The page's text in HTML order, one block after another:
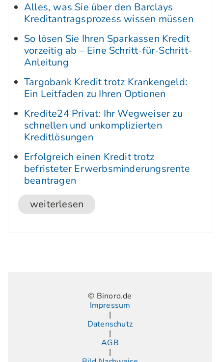
Alles, was Sie über den Barclays
Kreditantragsprozess wissen müssen
So lösen Sie Ihren Sparkassen Kredit
vorzeitig ab – Eine Schritt-für-Schritt-
Anleitung
Targobank Kredit trotz Krankengeld:
Ein Leitfaden zu Ihren Optionen
Kredite24 Privat: Ihr Wegweiser zu
schnellen und unkomplizierten
Kreditlösungen
Erfolgreich einen Kredit trotz
befristeter Erwerbsminderungsrente
beantragen
weiterlesen
© Binoro.de
Impressum
|
Datenschutz
|
AGB
|